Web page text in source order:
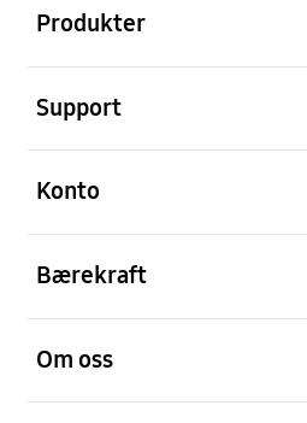
Produkter
Support
Konto
Bærekraft
Om oss